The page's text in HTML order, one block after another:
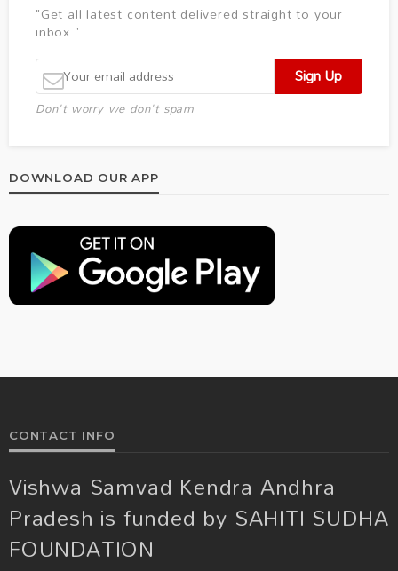
"Get all latest content delivered straight to your
inbox."
Don't worry we don't spam
DOWNLOAD OUR APP
CONTACT INFO
Vishwa Samvad Kendra Andhra
Pradesh is funded by SAHITI SUDHA
FOUNDATION